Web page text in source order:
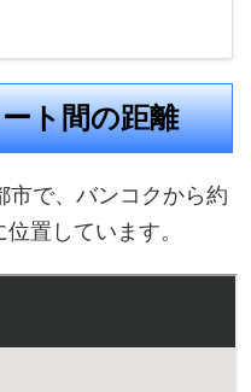
ト間の距離
市で、バンコクから約
置しています。